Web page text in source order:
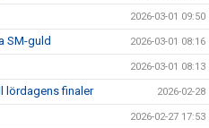
2026-03-01 09:50
SM-guld 2026-03-01 08:16
2026-03-01 08:13
lördagens finaler 2026-02-28
2026-02-27 17:53